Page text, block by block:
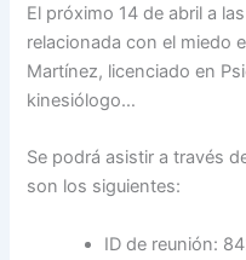
El próximo 14 de abril a
relacionada con el miedo
Martínez, licenciado en
kinesiólogo…
Se podrá asistir a través
son los siguientes:
ID de reunión: